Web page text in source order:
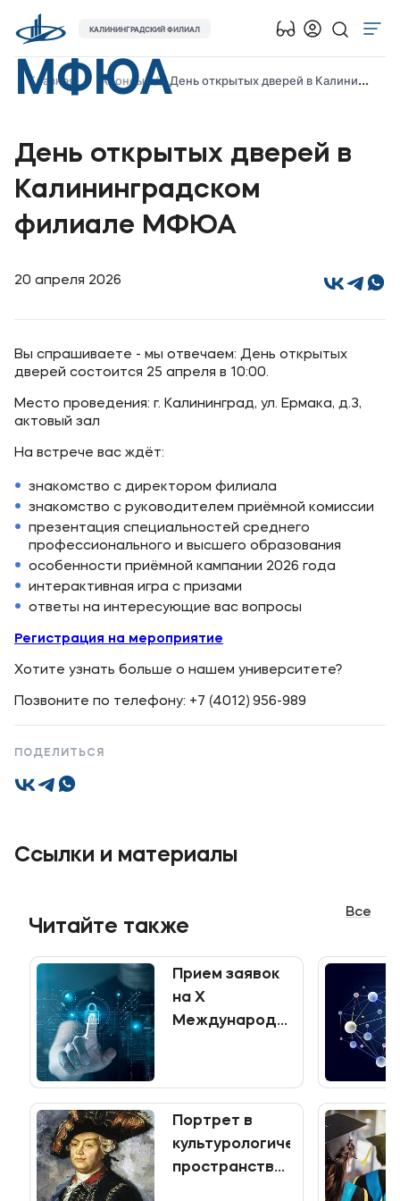
МФЮА
КАЛИНИНГРАДСКИЙ ФИЛИАЛ
Об университете
Абитуриенту
Музейно-выставочный центр МФЮА
Наука
Абитуриентам
Выпускникам
Карьера
Уровни образования
Среднее профессиональное образование
Высшее образование
Дополнительное образование
Медиа
Объявления
Новости
Контакты
Банковские реквизиты
Приемная комиссия
+7 (800) 200-80-66
Полезное
Об образовательной организации
Мы в соцсетях
Главная Анонсы День открытых дверей в Калининградском филиале МФЮА
День открытых дверей в
Калининградском
филиале МФЮА
20 апреля 2026
Вы спрашиваете - мы отвечаем: День открытых
дверей состоится 25 апреля в 10:00.
Место проведения: г. Калининград, ул. Ермака, д.3,
актовый зал
На встрече вас ждёт:
знакомство с директором филиала
знакомство с руководителем приёмной комиссии
презентация специальностей среднего
профессионального и высшего образования
особенности приёмной кампании 2026 года
интерактивная игра с призами
ответы на интересующие вас вопросы
Регистрация на мероприятие
Хотите узнать больше о нашем университете?
Позвоните по телефону: +7 (4012) 956-989
ПОДЕЛИТЬСЯ
Ссылки и материалы
Читайте также
Все
Прием заявок
на X
Международную
Калининграде
открыт до 1
мая
Портрет в
культурологическом
пространстве: